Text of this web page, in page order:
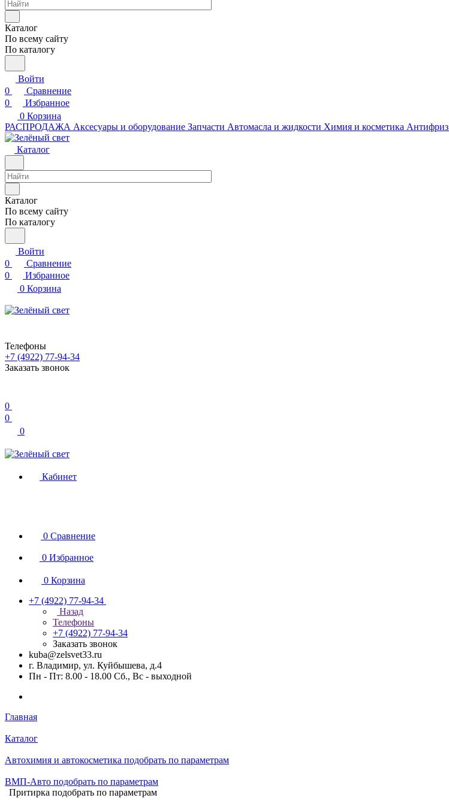
Каталог
По всему сайту
По каталогу
Войти
0
Сравнение
0
Избранное
0 Корзина
РАСПРОДАЖА Аксесуары и оборудование Запчасти Автомасла и жидкости Химия и косметика Антифриз
Каталог
Каталог
По всему сайту
По каталогу
Войти
0
Сравнение
0
Избранное
0 Корзина
Телефоны
+7 (4922) 77-94-34
Заказать звонок
0
0
0
Кабинет
0 Сравнение
0 Избранное
0 Корзина
+7 (4922) 77-94-34
Назад
Телефоны
+7 (4922) 77-94-34
Заказать звонок
kuba@zelsvet33.ru
г. Владимир, ул. Куйбышева, д.4
Пн - Пт: 8.00 - 18.00 Сб., Вс - выходной
Главная
Каталог
Автохимия и автокосметика подобрать по параметрам
ВМП-Авто подобрать по параметрам
Притирка подобрать по параметрам